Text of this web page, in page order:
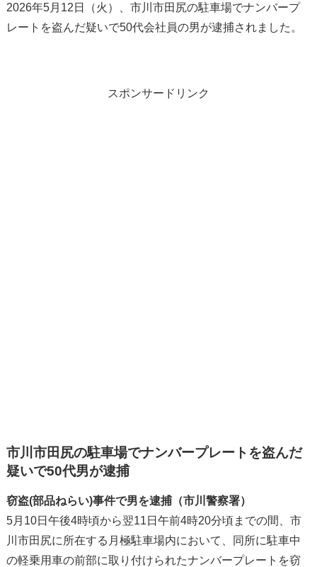
2026年5月12日（火）、市川市田尻の駐車場でナンバープ
レートを盗んだ疑いで50代会社員の男が逮捕されました。
スポンサードリンク
市川市田尻の駐車場でナンバープレートを盗んだ
疑いで50代男が逮捕
窃盗(部品ねらい)事件で男を逮捕（市川警察署）
5月10日午後4時頃から翌11日午前4時20分頃までの間、市
川市田尻に所在する月極駐車場内において、同所に駐車中
の軽乗用車の前部に取り付けられたナンバープレートを窃